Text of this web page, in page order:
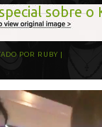
sobre o
POR RUBY